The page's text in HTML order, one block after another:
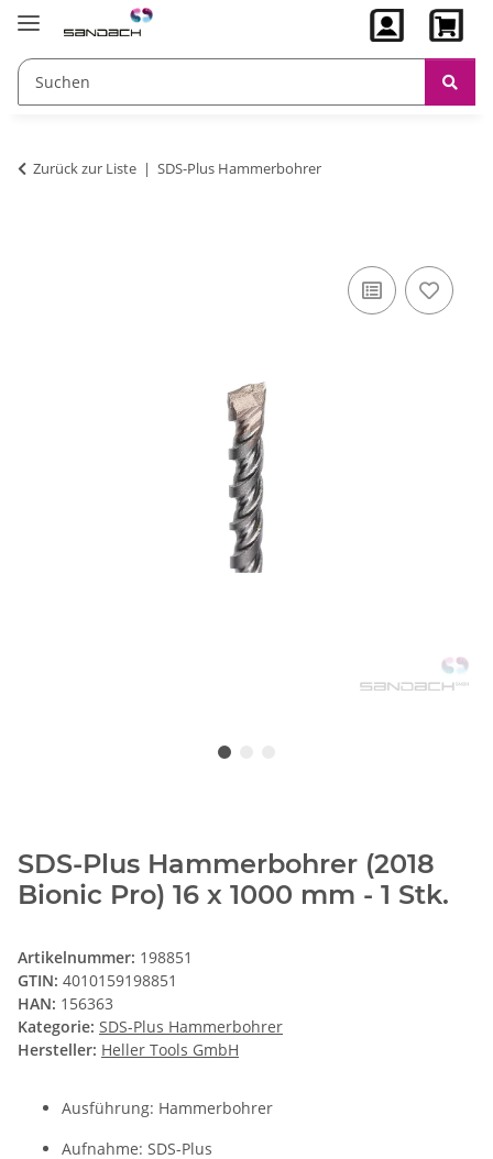
Zurück zur Liste SDS-Plus Hammerbohrer
SDS-Plus Hammerbohrer (2018
Bionic Pro) 16 x 1000 mm - 1 Stk.
Artikelnummer: 198851
GTIN: 4010159198851
HAN: 156363
Kategorie: SDS-Plus Hammerbohrer
Hersteller: Heller Tools GmbH
Ausführung: Hammerbohrer
Aufnahme: SDS-Plus